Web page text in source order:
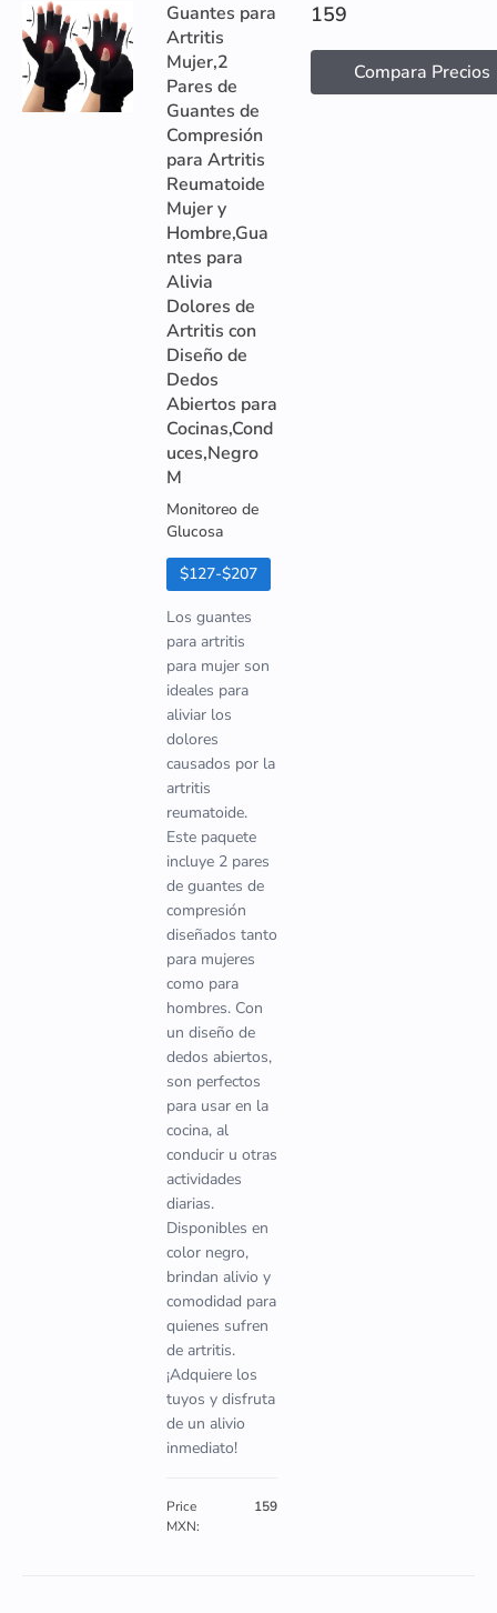
Guantes para
Artritis
Mujer,2
Pares de
Guantes de
Compresión
para Artritis
Reumatoide
Mujer y
Hombre,Gua
ntes para
Alivia
Dolores de
Artritis con
Diseño de
Dedos
Abiertos para
Cocinas,Cond
uces,Negro
M
Monitoreo de
Glucosa
$127-$207
Los guantes
para artritis
para mujer son
ideales para
aliviar los
dolores
causados por la
artritis
reumatoide.
Este paquete
incluye 2 pares
de guantes de
compresión
diseñados tanto
para mujeres
como para
hombres. Con
un diseño de
dedos abiertos,
son perfectos
para usar en la
cocina, al
conducir u otras
actividades
diarias.
Disponibles en
color negro,
brindan alivio y
comodidad para
quienes sufren
de artritis.
¡Adquiere los
tuyos y disfruta
de un alivio
inmediato!
Price
MXN:
159
159
Compara Precios